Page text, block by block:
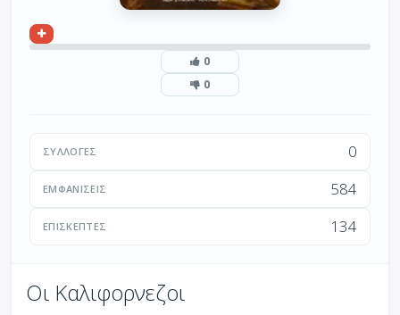
0
0
ΣΥΛΛΟΓΈΣ 0
ΕΜΦΑΝΊΣΕΙΣ 584
ΕΠΙΣΚΈΠΤΕΣ 134
Οι Καλιφορνεζοι